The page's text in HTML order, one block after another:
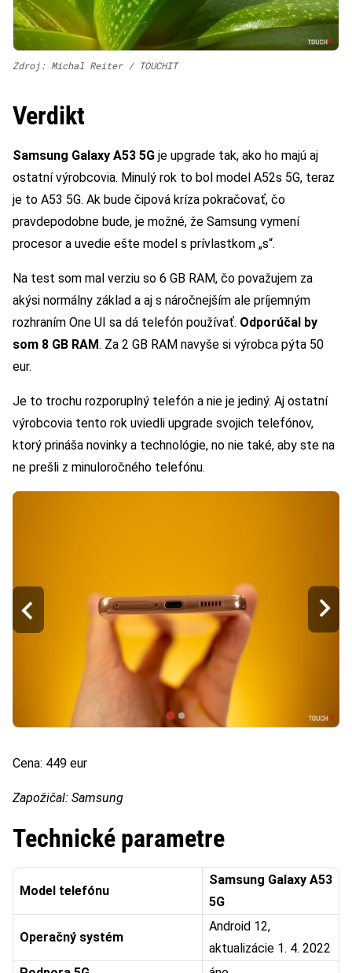
Zdroj: Michal Reiter / TOUCHIT
Verdikt
Samsung Galaxy A53 5G je upgrade tak, ako ho majú aj
ostatní výrobcovia. Minulý rok to bol model A52s 5G, teraz
je to A53 5G. Ak bude čipová kríza pokračovať, čo
pravdepodobne bude, je možné, že Samsung vymení
procesor a uvedie ešte model s prívlastkom „s“.
Na test som mal verziu so 6 GB RAM, čo považujem za
akýsi normálny základ a aj s náročnejším ale príjemným
rozhraním One UI sa dá telefón používať. Odporúčal by
som 8 GB RAM. Za 2 GB RAM navyše si výrobca pýta 50
eur.
Je to trochu rozporuplný telefón a nie je jediný. Aj ostatní
výrobcovia tento rok uviedli upgrade svojich telefónov,
ktorý prináša novinky a technológie, no nie také, aby ste na
ne prešli z minuloročného telefónu.
Cena: 449 eur
Zapožičal: Samsung
Technické parametre
Model telefónu
Samsung Galaxy A53
5G
Operačný systém
Android 12,
aktualizácie 1. 4. 2022